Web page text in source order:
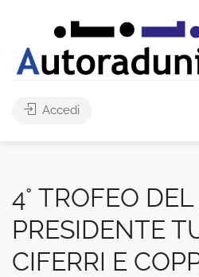
Accedi
4° TROFEO DEL
PRESIDENTE
CIFERRI E